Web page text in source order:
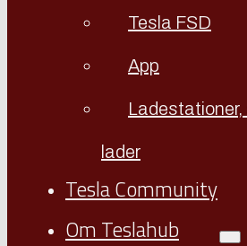
Tesla FSD
App
lader
Tesla Community
Om Teslahub